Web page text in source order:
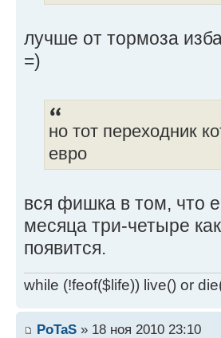
лучше от тормоза
=)
но тот переходник
евро
вся фишка в том, что
месяца три-четыре
появится.
while (!feof($life)) live() or
PoTaS » 18 ноя 2010 23:10